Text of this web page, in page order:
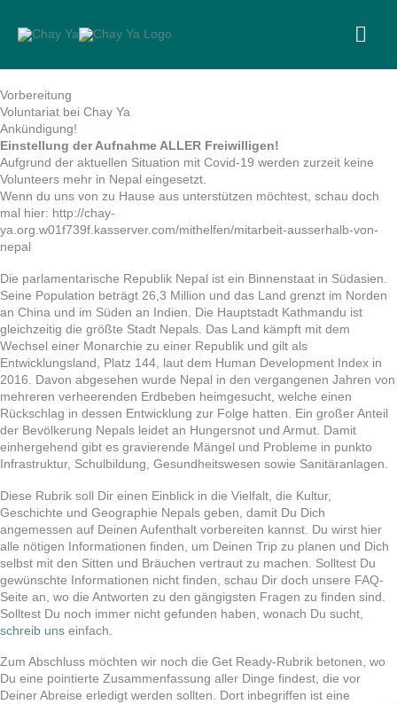
content
Vorbereitung
Voluntariat bei Chay Ya
Ankündigung!
Einstellung der Aufnahme ALLER Freiwilligen!
Aufgrund der aktuellen Situation mit Covid-19 werden zurzeit keine
Volunteers mehr in Nepal eingesetzt.
Wenn du uns von zu Hause aus unterstützen möchtest, schau doch
mal hier: http://chay-
ya.org.w01f739f.kasserver.com/mithelfen/mitarbeit-ausserhalb-von-
nepal
Die parlamentarische Republik Nepal ist ein Binnenstaat in Südasien.
Seine Population beträgt 26,3 Million und das Land grenzt im Norden
an China und im Süden an Indien. Die Hauptstadt Kathmandu ist
gleichzeitig die größte Stadt Nepals. Das Land kämpft mit dem
Wechsel einer Monarchie zu einer Republik und gilt als
Entwicklungsland, Platz 144, laut dem Human Development Index in
2016. Davon abgesehen wurde Nepal in den vergangenen Jahren von
mehreren verheerenden Erdbeben heimgesucht, welche einen
Rückschlag in dessen Entwicklung zur Folge hatten. Ein großer Anteil
der Bevölkerung Nepals leidet an Hungersnot und Armut. Damit
einhergehend gibt es gravierende Mängel und Probleme in punkto
Infrastruktur, Schulbildung, Gesundheitswesen sowie Sanitäranlagen.
Diese Rubrik soll Dir einen Einblick in die Vielfalt, die Kultur,
Geschichte und Geographie Nepals geben, damit Du Dich
angemessen auf Deinen Aufenthalt vorbereiten kannst. Du wirst hier
alle nötigen Informationen finden, um Deinen Trip zu planen und Dich
selbst mit den Sitten und Bräuchen vertraut zu machen. Solltest Du
gewünschte Informationen nicht finden, schau Dir doch unsere FAQ-
Seite an, wo die Antworten zu den gängigsten Fragen zu finden sind.
Solltest Du noch immer nicht gefunden haben, wonach Du sucht,
schreib uns einfach.
Zum Abschluss möchten wir noch die Get Ready-Rubrik betonen, wo
Du eine pointierte Zusammenfassung aller Dinge findest, die vor
Deiner Abreise erledigt werden sollten. Dort inbegriffen ist eine